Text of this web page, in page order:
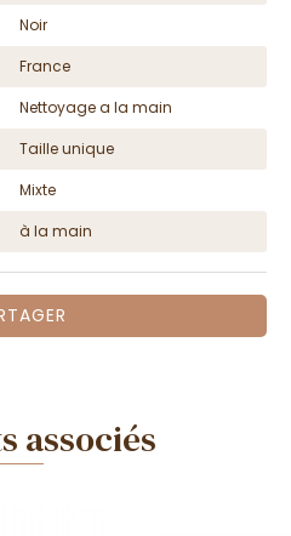
Noir
France
Nettoyage a la main
Taille unique
Mixte
à la main
associés